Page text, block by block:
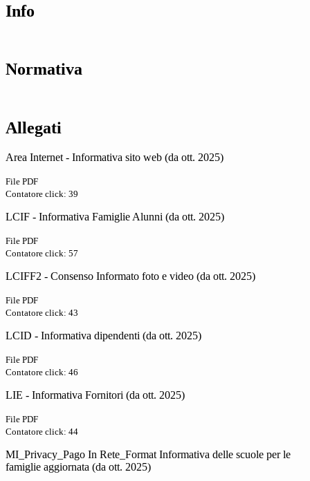
Info
Normativa
Allegati
Area Internet - Informativa sito web (da ott. 2025)
File PDF
Contatore click: 39
LCIF - Informativa Famiglie Alunni (da ott. 2025)
File PDF
Contatore click: 57
LCIFF2 - Consenso Informato foto e video (da ott. 2025)
File PDF
Contatore click: 43
LCID - Informativa dipendenti (da ott. 2025)
File PDF
Contatore click: 46
LIE - Informativa Fornitori (da ott. 2025)
File PDF
Contatore click: 44
MI_Privacy_Pago In Rete_Format Informativa delle scuole per le
famiglie aggiornata (da ott. 2025)